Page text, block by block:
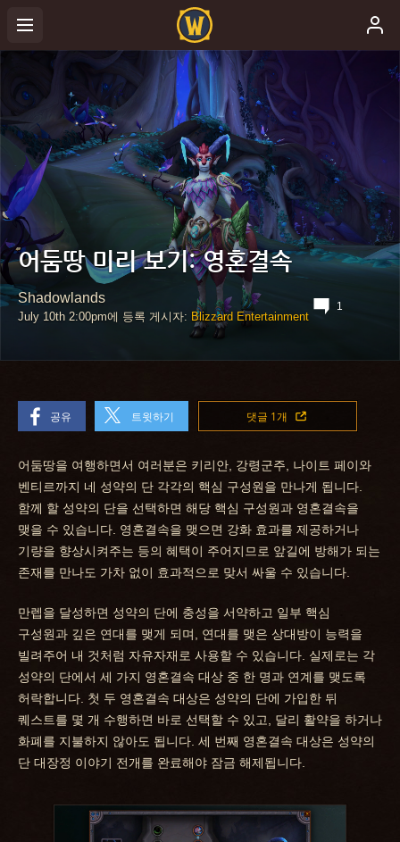
어둠땅 미리 보기: 영혼결속
Shadowlands
July 10th 2:00pm에 등록 게시자: Blizzard Entertainment
1
공유 트윗하기 댓글 1개
어둠땅을 여행하면서 여러분은 키리안, 강령군주, 나이트 페이와
벤티르까지 네 성약의 단 각각의 핵심 구성원을 만나게 됩니다.
함께 할 성약의 단을 선택하면 해당 핵심 구성원과 영혼결속을
맺을 수 있습니다. 영혼결속을 맺으면 강화 효과를 제공하거나
기량을 향상시켜주는 등의 혜택이 주어지므로 앞길에 방해가 되는
존재를 만나도 가차 없이 효과적으로 맞서 싸울 수 있습니다.
만렙을 달성하면 성약의 단에 충성을 서약하고 일부 핵심
구성원과 깊은 연대를 맺게 되며, 연대를 맺은 상대방이 능력을
빌려주어 내 것처럼 자유자재로 사용할 수 있습니다. 실제로는 각
성약의 단에서 세 가지 영혼결속 대상 중 한 명과 연계를 맺도록
허락합니다. 첫 두 영혼결속 대상은 성약의 단에 가입한 뒤
퀘스트를 몇 개 수행하면 바로 선택할 수 있고, 달리 활약을 하거나
화폐를 지불하지 않아도 됩니다. 세 번째 영혼결속 대상은 성약의
단 대장정 이야기 전개를 완료해야 잠금 해제됩니다.